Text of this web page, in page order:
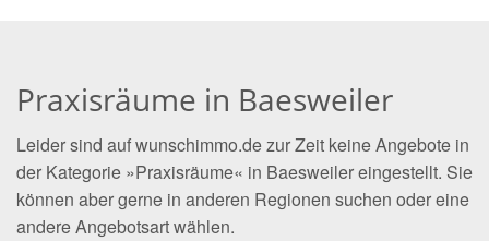
Praxisräume in Baesweiler
Leider sind auf wunschimmo.de zur Zeit keine Angebote in
der Kategorie »Praxisräume« in Baesweiler eingestellt. Sie
können aber gerne in anderen Regionen suchen oder eine
andere Angebotsart wählen.